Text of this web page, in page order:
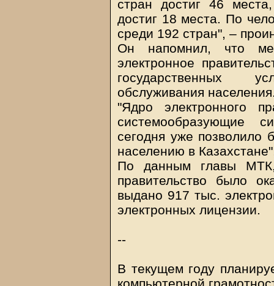
стран достиг 46
достиг 18 места. По
среди 192 стран", –
Он напомнил, что
электронное
государственных
обслуживания
"Ядро электронного
системообразующие
сегодня уже позволило
населению в
По данным главы
правительство было
выдано 917 тыс.
электронных лицензии.
--
В текущем году